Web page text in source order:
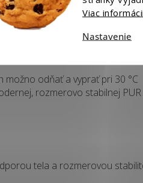
Viac
Nastavenie
UNI?
skladovanie
možno odňať a vyprať pri 30 °C
rozmerovo stabilnej
tela a rozmerovou